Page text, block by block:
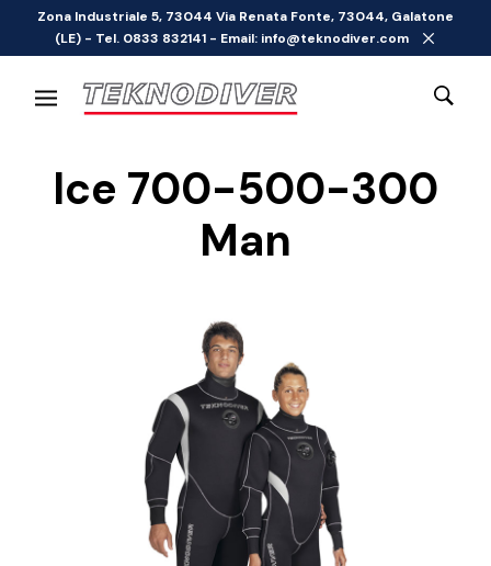
Zona Industriale 5, 73044 Via Renata Fonte, 73044, Galatone
(LE) - Tel. 0833 832141 - Email: info@teknodiver.com
Ice 700-500-300
Man